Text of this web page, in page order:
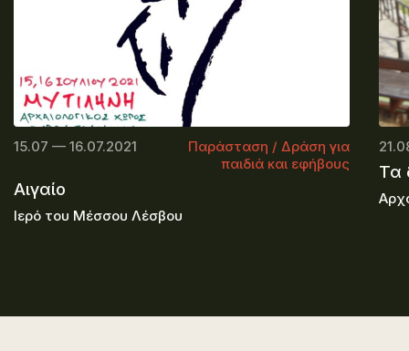
15.07 — 16.07.2021
Παράσταση / Δράση για
παιδιά και εφήβους
Αιγαίο
Ιερό του Μέσσου Λέσβου
Τα